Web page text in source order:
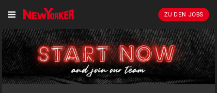
ZU DEN JOBS